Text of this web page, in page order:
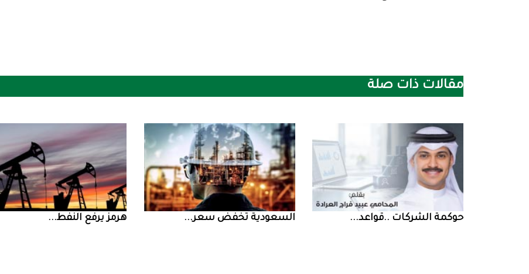
مقالات ذات صلة
حوكمة‭ ‬الشركات‭.. ‬قواعد‭ ... السعودية‭ ‬تخفض‭ ‬سعر‭ ... ‮‬هرمز‮‬‭ ‬يرفع‭ ‬النفط‭ ...